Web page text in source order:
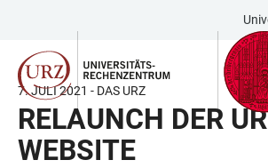
LINKS
ZUR
BARRIEREFREIHEIT
HAUPTINHALT
ÖFFNEN
ÖFFNEN
7. JULI 2021 - DAS URZ
RELAUNCH DER
WEBSITE